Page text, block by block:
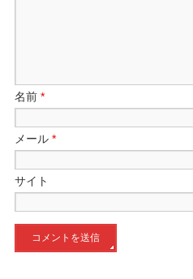
名前*
メール*
サイト